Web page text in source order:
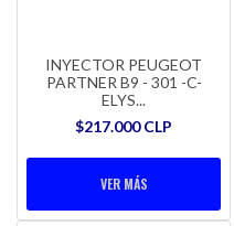
INYECTOR PEUGEOT
PARTNER B9 - 301 -C-
ELYS...
$217.000 CLP
VER MÁS